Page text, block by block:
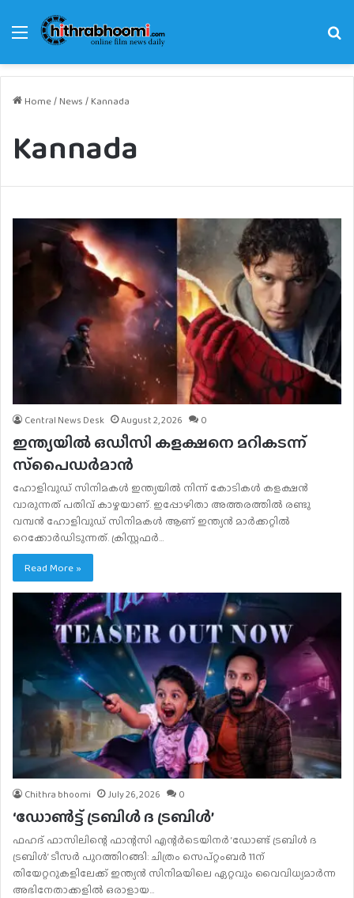
Menu
Home/News /Kannada
Kannada
Central News Desk August 2, 2026 0
ഇന്ത്യയിൽ ഒഡീസി കളക്ഷനെ മറികടന്ന്
സ്‌പൈഡർമാൻ
ഹോളിവുഡ് സിനിമകൾ ഇന്ത്യയിൽ നിന്ന് കോടികൾ കളക്ഷൻ
വാരുന്നത് പതിവ് കാഴ്ചയാണ്. ഇപ്പോഴിതാ അത്തരത്തിൽ രണ്ടു
വമ്പൻ ഹോളിവുഡ് സിനിമകൾ ആണ് ഇന്ത്യൻ മാർക്കറ്റിൽ
റെക്കോർഡിടുന്നത്. ക്രിസ്റ്റഫർ…
Read More »
Chithra bhoomi July 26, 2026 0
‘ഡോൺട്ട് ട്രബിൾ ദ ട്രബിൾ’
ഫഹദ് ഫാസിലിന്റെ ഫാന്റസി എന്റർടെയിനർ ‘ഡോണ്ട് ട്രബിൾ ദ
ട്രബിൾ’ ടീസർ പുറത്തിറങ്ങി: ചിത്രം സെപ്റ്റംബർ 11ന്
തിയേറ്ററുകളിലേക്ക് ഇന്ത്യൻ സിനിമയിലെ ഏറ്റവും വൈവിധ്യമാർന്ന
അഭിനേതാക്കളിൽ ഒരാളായ…